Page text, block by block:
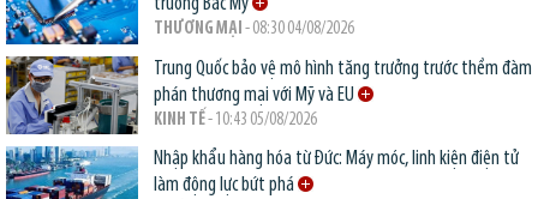
trường Bắc Mỹ
THƯƠNG MẠI - 08:30 04/08/2026
Trung Quốc bảo vệ mô hình tăng trưởng trước thềm đàm
phán thương mại với Mỹ và EU
KINH TẾ- 10:43 05/08/2026
Nhập khẩu hàng hóa từ Đức: Máy móc, linh kiện điện tử
làm động lực bứt phá